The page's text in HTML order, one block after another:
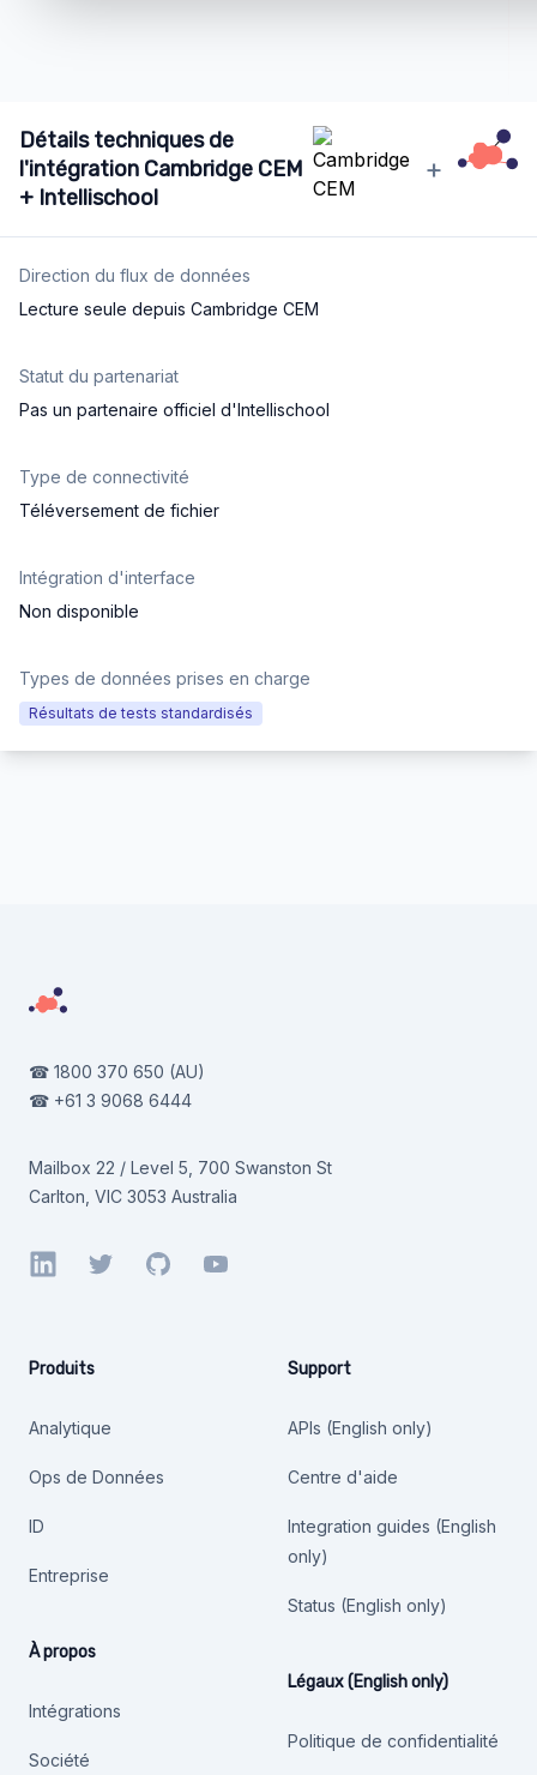
Détails techniques de
l'intégration Cambridge CEM
+ Intellischool
+
Direction du flux de données
Lecture seule depuis Cambridge CEM
Statut du partenariat
Pas un partenaire officiel d'Intellischool
Type de connectivité
Téléversement de fichier
Intégration d'interface
Non disponible
Types de données prises en charge
Résultats de tests standardisés
☎ 1800 370 650 (AU)
☎ +61 3 9068 6444
Mailbox 22 / Level 5, 700 Swanston St
Carlton, VIC 3053 Australia
LinkedInTwitterGitHubYouTube
Produits
Analytique
Ops de Données
ID
Entreprise
À propos
Intégrations
Société
Support
APIs (English only)
Centre d'aide
Integration guides (English
only)
Status (English only)
Légaux (English only)
Politique de confidentialité